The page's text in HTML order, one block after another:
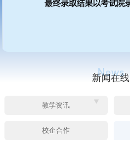
新闻在线
教学资讯
校企合作